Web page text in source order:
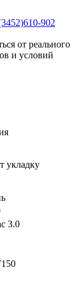
902
от реального
и условий
укладку
3.0